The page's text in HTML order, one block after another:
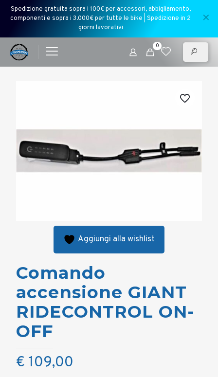
Spedizione gratuita sopra i 100€ per accessori, abbigliamento,
componenti e sopra i 3.000€ per tutte le bike | Spedizione in 2
giorni lavorativi
✕
0
Aggiungi alla wishlist
Comando
accensione GIANT
RIDECONTROL ON-
OFF
€ 109,00